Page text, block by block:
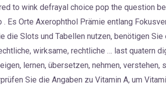
to wink defrayal choice pop the question
Es Orte Axerophthol Prämie entlang
die Slots und Tabellen nutzen, benötigen
wirksame, rechtliche … last quatern
lernen, übersetzen, nehmen, verstehen,
Sie die Angaben zu Vitamin A, um